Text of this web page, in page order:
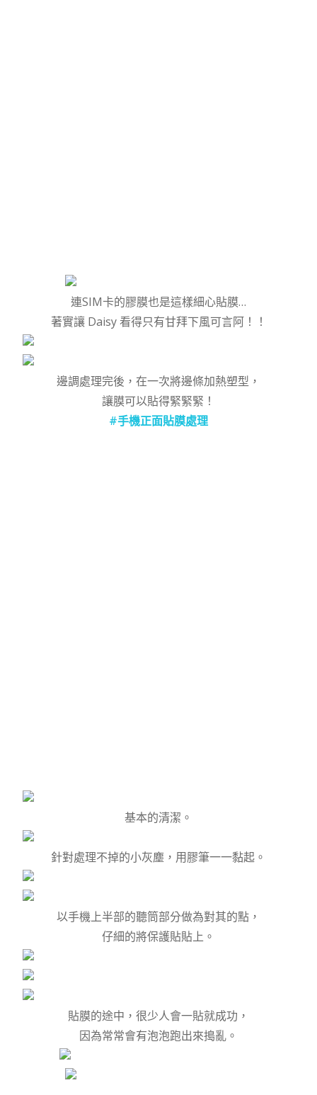
連SIM卡的膠膜也是這樣細心貼膜…
著實讓 Daisy 看得只有甘拜下風可言阿！！
邊調處理完後，在一次將邊條加熱塑型，
讓膜可以貼得緊緊緊！
#手機正面貼膜處理
基本的清潔。
針對處理不掉的小灰塵，用膠筆一一黏起。
以手機上半部的聽筒部分做為對其的點，
仔細的將保護貼貼上。
貼膜的途中，很少人會一貼就成功，
因為常常會有泡泡跑出來搗亂。